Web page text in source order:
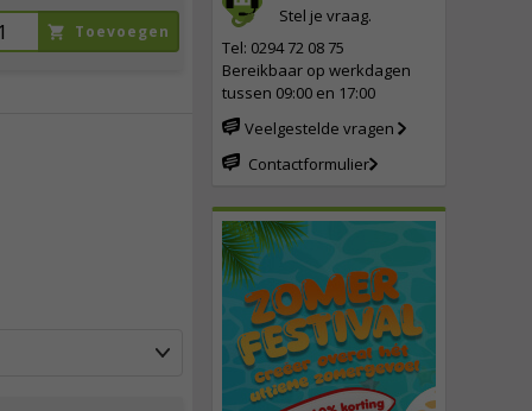
Stel je vraag.
Tel: 0294 72 08 75
Bereikbaar op werkdagen
tussen 09:00 en 17:00
Veelgestelde vragen
Contactformulier
Toevoegen